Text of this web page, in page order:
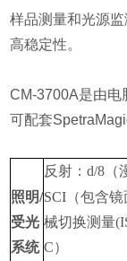
样品测量和光源
高稳定性。
CM-3700A是由电
可配套
照明/
受光
系统
反射：d/8
SCI （包含
械切换测量
C）